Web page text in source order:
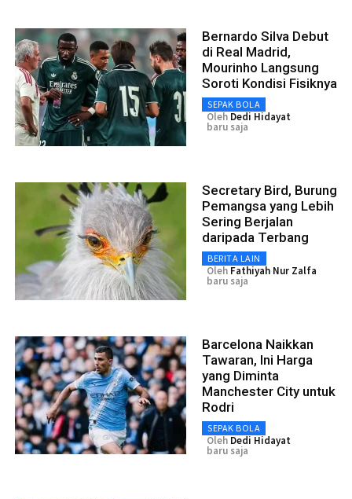
Bernardo Silva Debut
di Real Madrid,
Mourinho Langsung
Soroti Kondisi Fisiknya
SEPAK BOLA
Oleh Dedi Hidayat
baru saja
Secretary Bird, Burung
Pemangsa yang Lebih
Sering Berjalan
daripada Terbang
BERITA LAIN
Oleh Fathiyah Nur Zalfa
baru saja
Barcelona Naikkan
Tawaran, Ini Harga
yang Diminta
Manchester City untuk
Rodri
SEPAK BOLA
Oleh Dedi Hidayat
baru saja